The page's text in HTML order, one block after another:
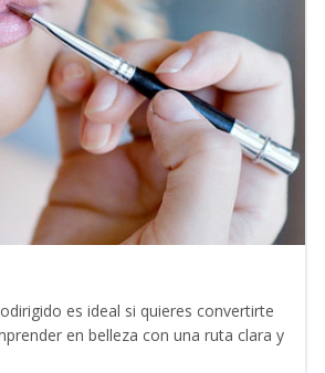
es ideal si quieres convertirte
en belleza con una ruta clara y